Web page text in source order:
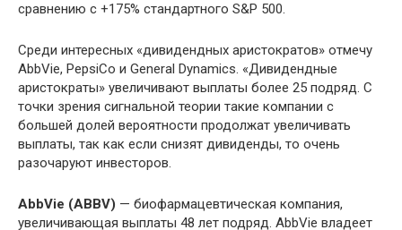
сравнению с +175% стандартного S&P 500.
Среди интересных «дивидендных аристократов» отмечу
AbbVie, PepsiCo и General Dynamics. «Дивидендные
аристократы» увеличивают выплаты более 25 подряд. С
точки зрения сигнальной теории такие компании с
большей долей вероятности продолжат увеличивать
выплаты, так как если снизят дивиденды, то очень
разочаруют инвесторов.
AbbVie (ABBV) — биофармацевтическая компания,
увеличивающая выплаты 48 лет подряд. AbbVie владеет